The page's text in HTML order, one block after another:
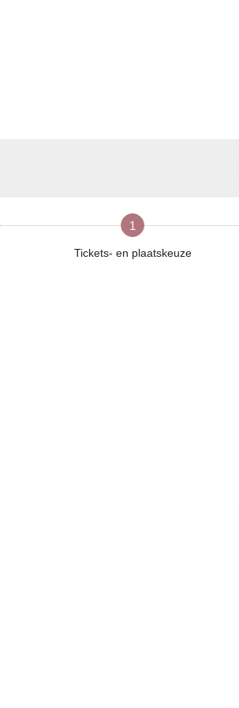
1
Tickets- en plaatskeuze